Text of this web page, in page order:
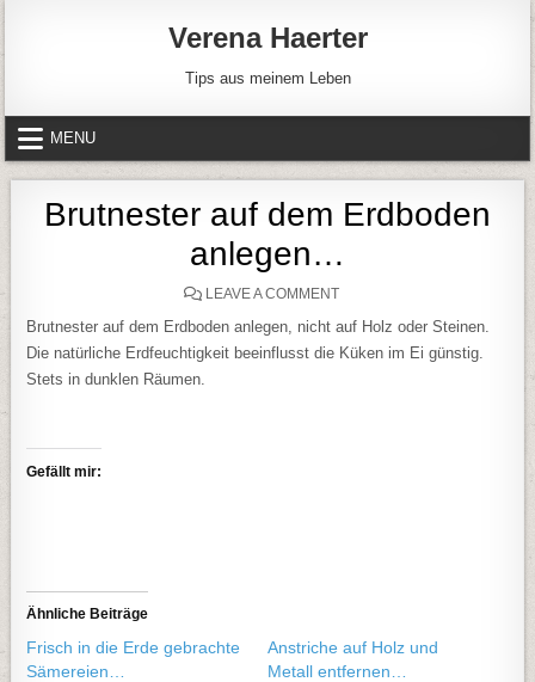
Verena Haerter
Tips aus meinem Leben
MENU
Brutnester auf dem Erdboden
anlegen…
LEAVE A COMMENTON BRUTNESTER AUF
Brutnester auf dem Erdboden anlegen, nicht auf Holz oder Steinen.
Die natürliche Erdfeuchtigkeit beeinflusst die Küken im Ei günstig.
Stets in dunklen Räumen.
Gefällt mir:
Ähnliche Beiträge
Frisch in die Erde gebrachte
Sämereien…
Anstriche auf Holz und
Metall entfernen…